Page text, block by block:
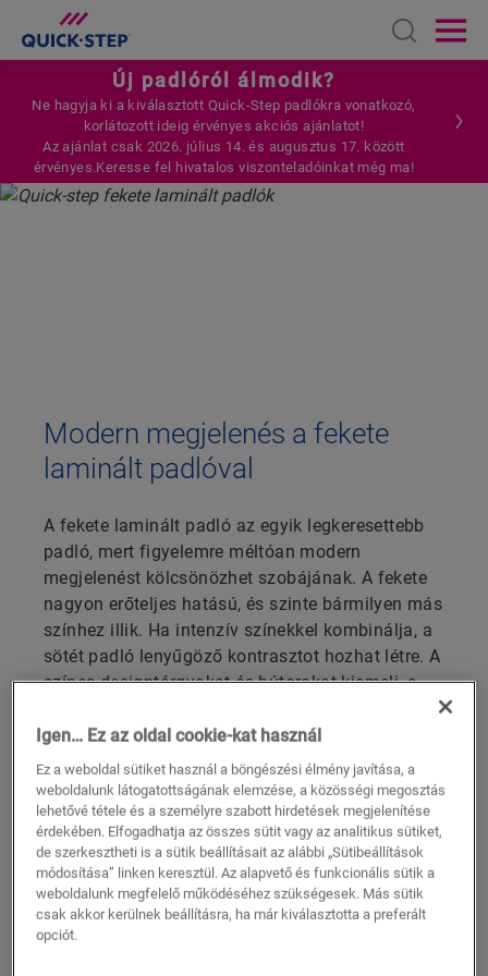
Open
Új padlóról álmodik?
Ne hagyja ki a kiválasztott Quick-Step padlókra vonatkozó,
korlátozott ideig érvényes akciós ajánlatot!
Az ajánlat csak 2026. július 14. és augusztus 17. között
érvényes.Keresse fel hivatalos viszonteladóinkat még ma!
Modern megjelenés a fekete
laminált padlóval
A fekete laminált padló az egyik legkeresettebb
padló, mert figyelemre méltóan modern
megjelenést kölcsönözhet szobájának. A fekete
nagyon erőteljes hatású, és szinte bármilyen más
színhez illik. Ha intenzív színekkel kombinálja, a
sötét padló lenyűgöző kontrasztot hozhat létre. A
színes designtárgyakat és bútorokat kiemeli, a
stílusos belső tér kialakításában, amely
előkelőséget és ízlést sugároz. A fekete és a
fehér a tökéletes klasszikus kombináció. E két
ellentétpár kontrasztja azonnal érdekessé teszi
az olyan tereket, mint például az előszobák vagy
a fürdőszobák. Esetleg a konyhában is
kipróbálná?
Igen… Ez az oldal cookie-kat használ
Ez a weboldal sütiket használ a böngészési élmény javítása, a
weboldalunk látogatottságának elemzése, a közösségi megosztás
lehetővé tétele és a személyre szabott hirdetések megjelenítése
érdekében. Elfogadhatja az összes sütit vagy az analitikus sütiket,
de szerkesztheti is a sütik beállításait az alábbi „Sütibeállítások
módosítása” linken keresztül. Az alapvető és funkcionális sütik a
weboldalunk megfelelő működéséhez szükségesek. Más sütik
csak akkor kerülnek beállításra, ha már kiválasztotta a preferált
opciót.